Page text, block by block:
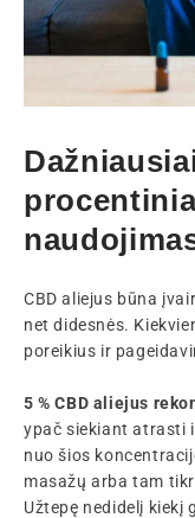
CBD aliejus būna
net didesnės.
poreikius ir
5 % CBD aliejus
ypač siekiant atrasti
nuo šios
masažų arba tam
Užtepę nedidelį